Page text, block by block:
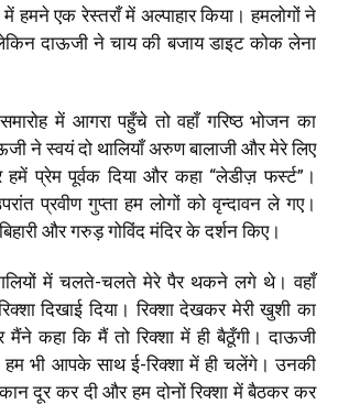
हमने एक रेस्तराँ में अल्पाहार किया। हमलोगों ने
दाऊजी ने चाय की बजाय डाइट कोक लेना
में आगरा पहुँचे तो वहाँ गरिष्ठ भोजन का
ने स्वयं दो थालियाँ अरुण बालाजी और मेरे लिए
प्रेम पूर्वक दिया और कहा “लेडीज़ फर्स्ट”।
प्रवीण गुप्ता हम लोगों को वृन्दावन ले गए।
और गरुड़ गोविंद मंदिर के दर्शन किए।
गलियों में चलते-चलते मेरे पैर थकने लगे थे। वहाँ
दिखाई दिया। रिक्शा देखकर मेरी खुशी का
मैंने कहा कि मैं तो रिक्शा में ही बैठूँगी। दाऊजी
हम भी आपके साथ ई-रिक्शा में ही चलेंगे। उनकी
दूर कर दी और हम दोनों रिक्शा में बैठकर कर